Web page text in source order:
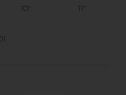
10°
11°